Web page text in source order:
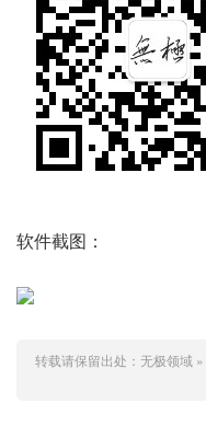
软件截图：
转载请保留出处： 无极领域 »